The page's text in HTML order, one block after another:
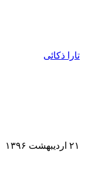
تارا ذکائی
۲۱ اردیبهشت ۱۳۹۶